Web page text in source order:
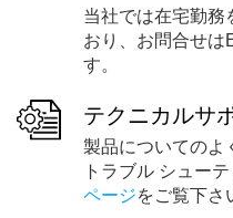
当社では在宅勤務
おり、お問合せは
す。
テクニカルサ
製品についてのよ
トラブル シュー
ページをご覧下さ